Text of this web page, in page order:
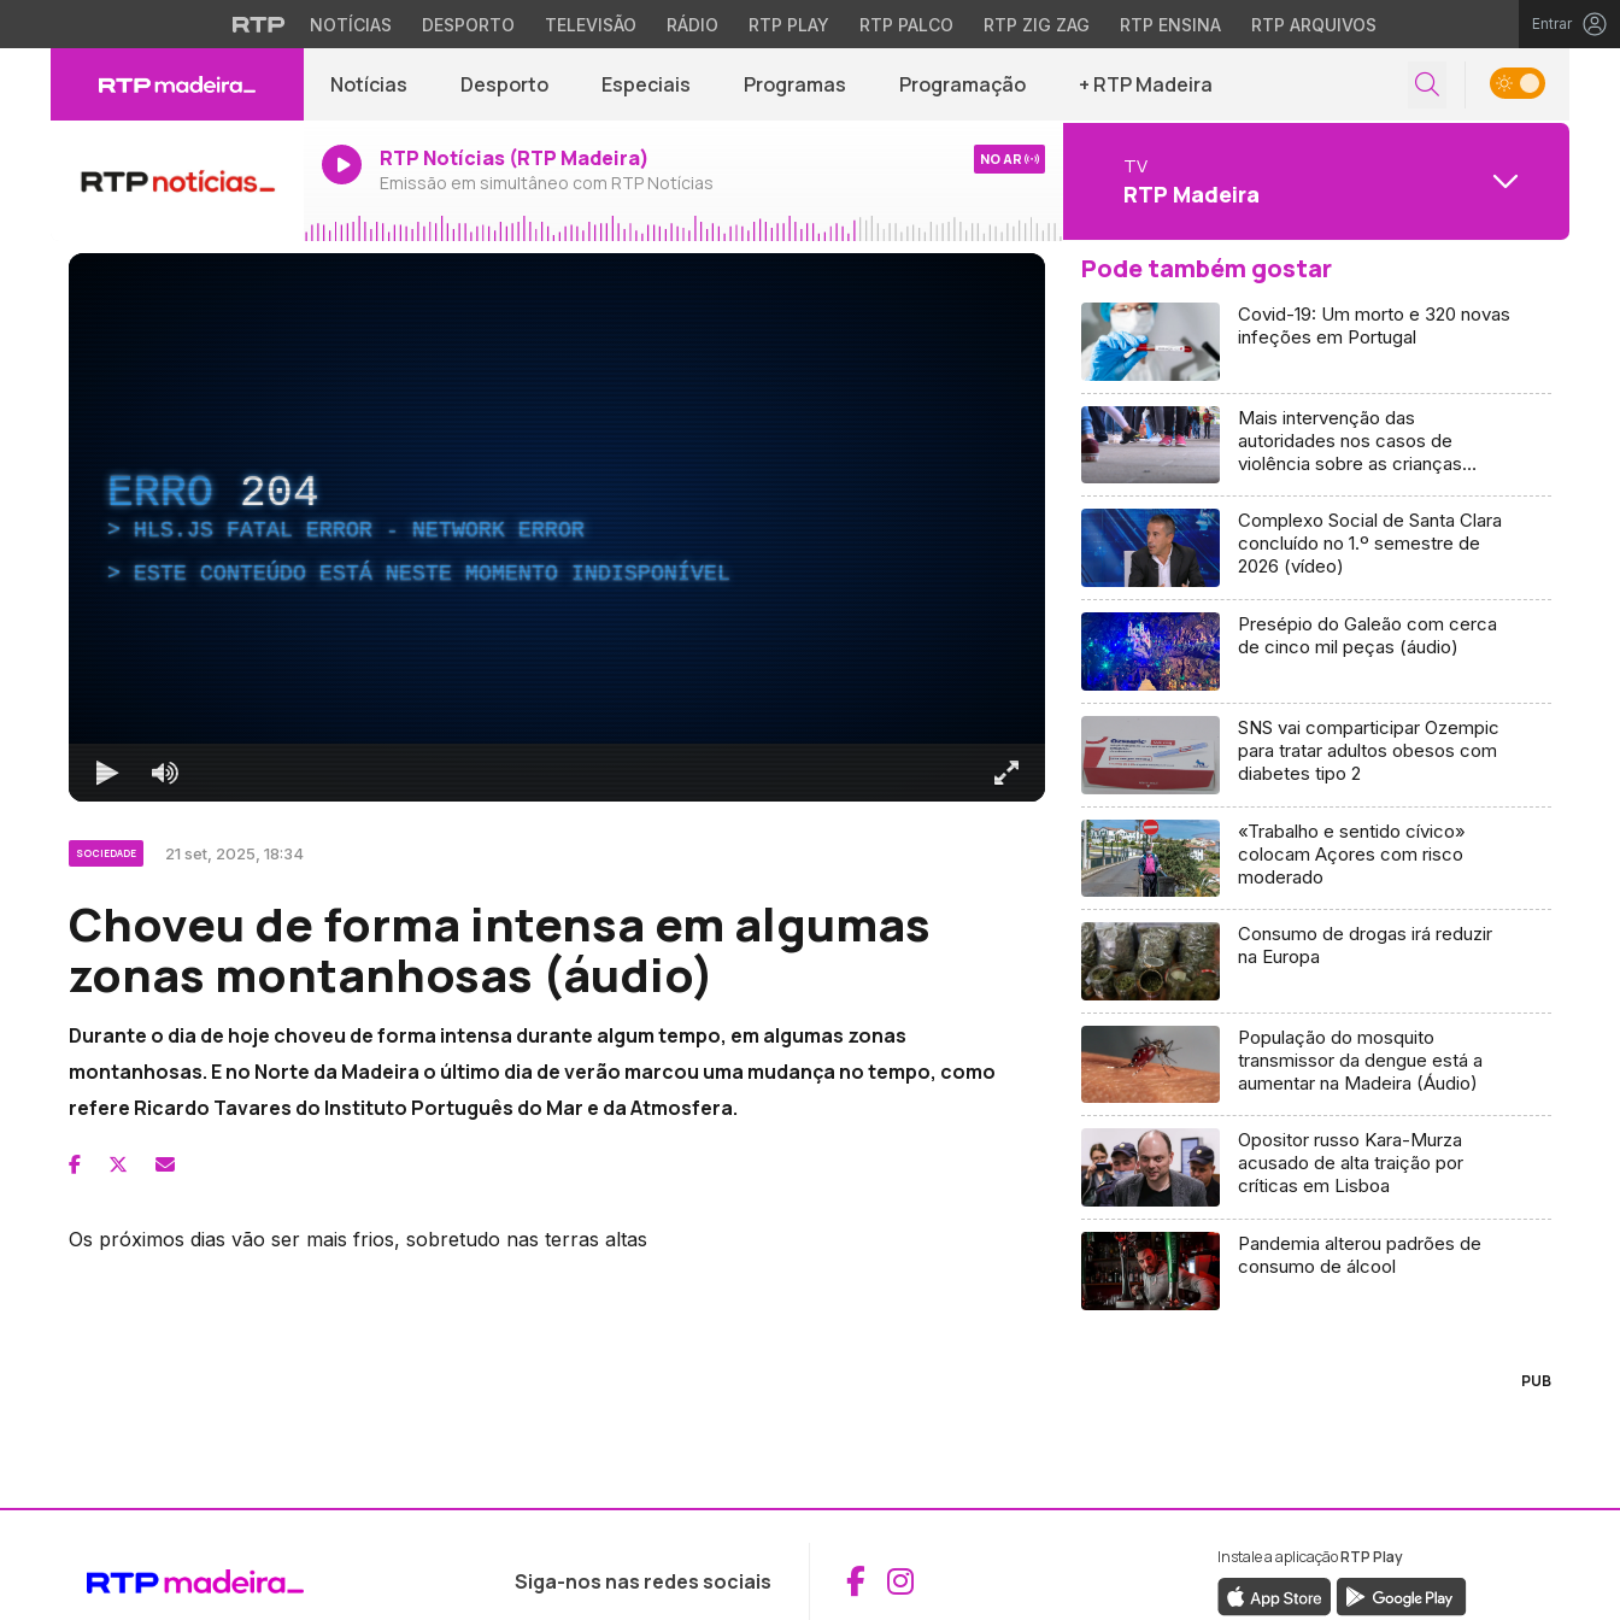
NOTÍCIAS DESPORTO TELEVISÃO RÁDIO RTP PLAY RTP PALCO RTP ZIG ZAG RTP ENSINA RTP ARQUIVOS Entrar
Notícias Desporto Especiais Programas Programação + RTP Madeira
RTP Notícias (RTP Madeira)
Emissão em simultâneo com RTP Notícias
NO AR TV
RTP Madeira
ERRO 204
HLS.JS FATAL ERROR - NETWORK ERROR
ESTE CONTEÚDO ESTÁ NESTE MOMENTO INDISPONÍVEL
SOCIEDADE 21 set, 2025, 18:34
Choveu de forma intensa em algumas
zonas montanhosas (áudio)
Durante o dia de hoje choveu de forma intensa durante algum tempo, em algumas zonas
montanhosas. E no Norte da Madeira o último dia de verão marcou uma mudança no tempo, como
refere Ricardo Tavares do Instituto Português do Mar e da Atmosfera.
Os próximos dias vão ser mais frios, sobretudo nas terras altas
Pode também gostar
Covid-19: Um morto e 320 novas
infeções em Portugal
Mais intervenção das
autoridades nos casos de
violência sobre as crianças
Complexo Social de Santa Clara
concluído no 1.º semestre de
2026 (vídeo)
Presépio do Galeão com cerca
de cinco mil peças (áudio)
SNS vai comparticipar Ozempic
para tratar adultos obesos com
diabetes tipo 2
«Trabalho e sentido cívico»
colocam Açores com risco
moderado
Consumo de drogas irá reduzir
na Europa
População do mosquito
transmissor da dengue está a
aumentar na Madeira (Áudio)
Opositor russo Kara-Murza
acusado de alta traição por
críticas em Lisboa
Pandemia alterou padrões de
consumo de álcool
PUB
Siga-nos nas redes sociais Aceder ao Facebook da RTP Madeira
Aceder ao Instagram da RTP Madeira
Instale a aplicaçãoRTP Play